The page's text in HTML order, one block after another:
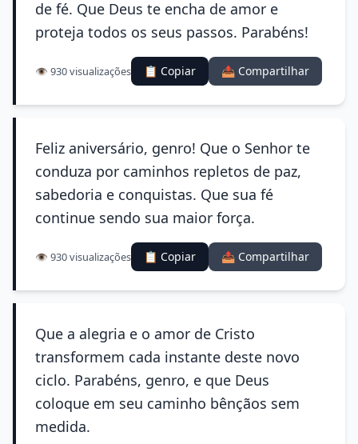
de fé. Que Deus te encha de amor e
proteja todos os seus passos. Parabéns!
👁️ 930 visualizações 📋 Copiar 📤 Compartilhar
Feliz aniversário, genro! Que o Senhor te
conduza por caminhos repletos de paz,
sabedoria e conquistas. Que sua fé
continue sendo sua maior força.
👁️ 930 visualizações 📋 Copiar 📤 Compartilhar
Que a alegria e o amor de Cristo
transformem cada instante deste novo
ciclo. Parabéns, genro, e que Deus
coloque em seu caminho bênçãos sem
medida.